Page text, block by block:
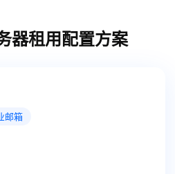
器租用配置方案
邮箱